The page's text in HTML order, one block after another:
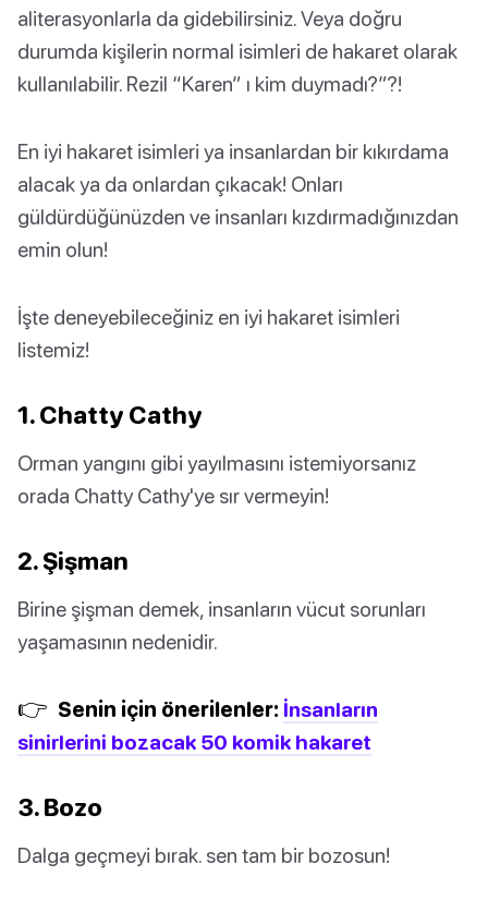
aliterasyonlarla da gidebilirsiniz. Veya doğru
durumda kişilerin normal isimleri de hakaret olarak
kullanılabilir. Rezil “Karen” ı kim duymadı?”?!
En iyi hakaret isimleri ya insanlardan bir kıkırdama
alacak ya da onlardan çıkacak! Onları
güldürdüğünüzden ve insanları kızdırmadığınızdan
emin olun!
İşte deneyebileceğiniz en iyi hakaret isimleri
listemiz!
1. Chatty Cathy
Orman yangını gibi yayılmasını istemiyorsanız
orada Chatty Cathy'ye sır vermeyin!
2. Şişman
Birine şişman demek, insanların vücut sorunları
yaşamasının nedenidir.
👉 Senin için önerilenler: İnsanların
sinirlerini bozacak 50 komik hakaret
3. Bozo
Dalga geçmeyi bırak. sen tam bir bozosun!